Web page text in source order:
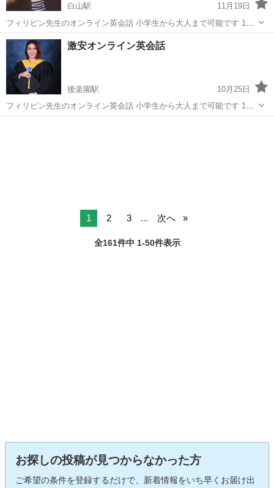
白山駅
11月19日
フィリピン先生のオンライン英会話 小学生から大人まで可能です 1対1
授業ので、 時間は自由に選択出来ます 学生さんの教材提供すれば、教
える事も出来ます https://brightlearners.vercel.app ...
東京 文京区 白山駅 英会話 ワンコイン
激安オンライン英会話
後楽園駅
10月25日
フィリピン先生のオンライン英会話 小学生から大人まで可能です 1対1
授業ので、 時間は自由に選択出来ます 学生さんの教材提供すれば、教
1 2 3 ... 次へ
全161件中 1-50件表示
お探しの投稿が見つからなかった方
ご希望の条件を登録するだけで、新着情報をいち早くお届け出